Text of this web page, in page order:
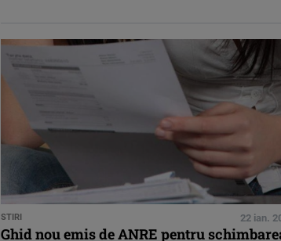
STIRI 22 ian.
Ghid nou emis de ANRE pentru